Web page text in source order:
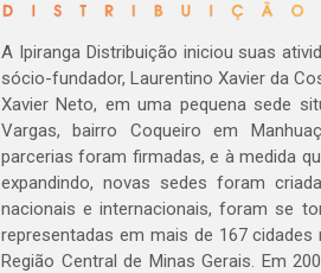
A Ipiranga Distribuição iniciou suas
sócio-fundador, Laurentino Xavier da
Xavier Neto, em uma pequena sede
Vargas, bairro Coqueiro em
parcerias foram firmadas, e à medida
expandindo, novas sedes foram
nacionais e internacionais, foram se
representadas em mais de 167
Região Central de Minas Gerais. Em